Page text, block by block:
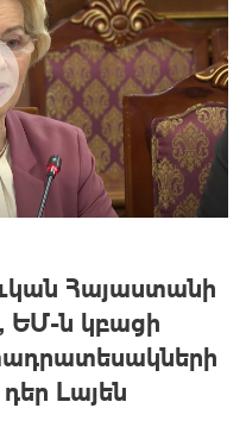
Հայաստանի
ն կբացի
Լայեն